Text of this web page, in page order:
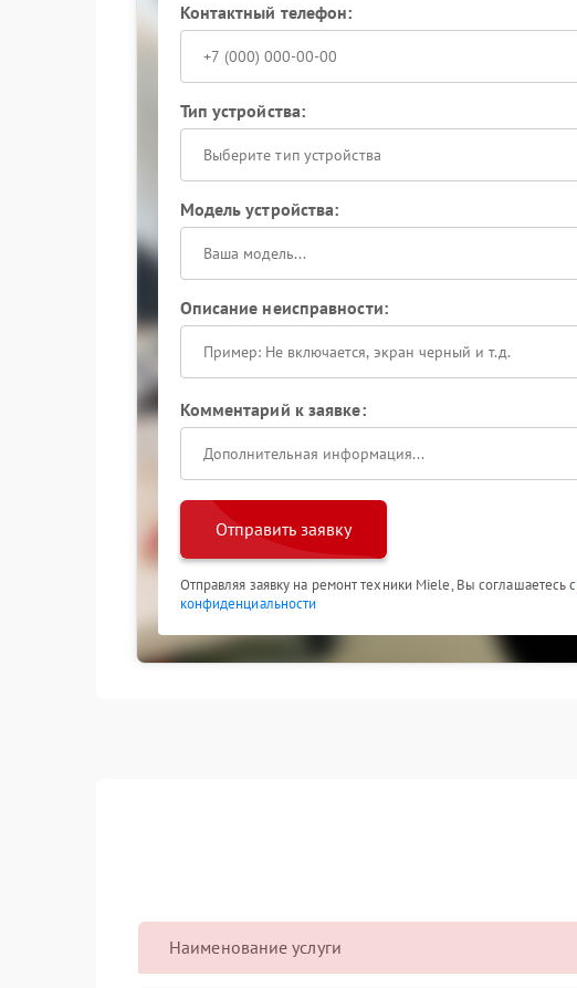
Контактный телефон:
Тип устройства:
Выберите тип устройства
Модель устройства:
Описание неисправности:
Комментарий к заявке:
Отправить заявку
Отправляя заявку на ремонт техники Miele, Вы соглашаетесь с
конфиденциальности
Наименование услуги